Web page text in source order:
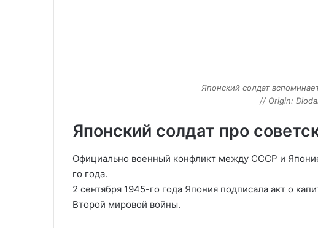
Японский солдат
// Origin:
Японский солдат про
Официально военный конфликт между СССР и
го года.
2 сентября 1945-го года Япония подписала акт о
Второй мировой войны.